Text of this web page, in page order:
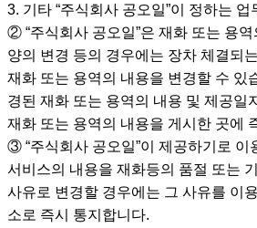
3. 기타 “주식회사 공오일”이 정하는 업
② “주식회사 공오일”은 재화 또는 용
양의 변경 등의 경우에는 장차 체결되
재화 또는 용역의 내용을 변경할 수 있
경된 재화 또는 용역의 내용 및 제공일
재화 또는 용역의 내용을 게시한 곳에
③ “주식회사 공오일”이 제공하기로 이
서비스의 내용을 재화등의 품절 또는
사유로 변경할 경우에는 그 사유를 이
소로 즉시 통지합니다.